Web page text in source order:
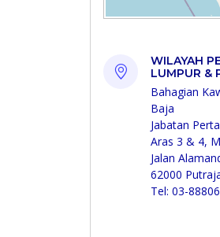
WILAYAH
LUMPUR &
Bahagian
Baja
Jabatan
Aras 3 & 4,
Jalan
62000
Tel: 03-